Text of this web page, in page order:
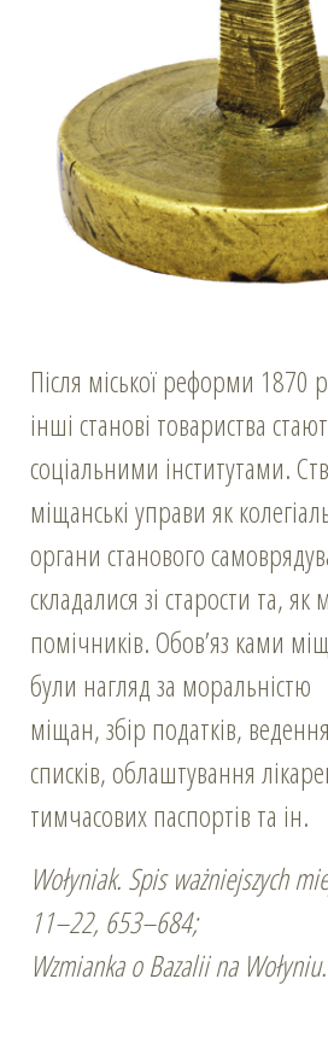
Після міської реформи 1870
інші станові товариства
соціальними інститутами.
міщанські управи як
органи станового
складалися зі старости та,
помічників. Обов’яз ками
були нагляд за моральністю
міщан, збір податків,
списків, облаштування
тимчасових паспортів та ін.
Wołyniak. Spis ważniejszych
11–22, 653–684;
Wzmianka o Bazalii na